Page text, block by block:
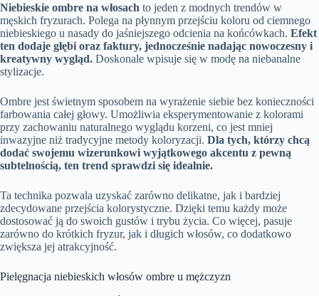
Niebieskie ombre na włosach to jeden z modnych trendów w
męskich fryzurach. Polega na płynnym przejściu koloru od ciemnego
niebieskiego u nasady do jaśniejszego odcienia na końcówkach. Efekt
ten dodaje głębi oraz faktury, jednocześnie nadając nowoczesny i
kreatywny wygląd. Doskonale wpisuje się w modę na niebanalne
stylizacje.
Ombre jest świetnym sposobem na wyrażenie siebie bez konieczności
farbowania całej głowy. Umożliwia eksperymentowanie z kolorami
przy zachowaniu naturalnego wyglądu korzeni, co jest mniej
inwazyjne niż tradycyjne metody koloryzacji. Dla tych, którzy chcą
dodać swojemu wizerunkowi wyjątkowego akcentu z pewną
subtelnością, ten trend sprawdzi się idealnie.
Ta technika pozwala uzyskać zarówno delikatne, jak i bardziej
zdecydowane przejścia kolorystyczne. Dzięki temu każdy może
dostosować ją do swoich gustów i trybu życia. Co więcej, pasuje
zarówno do krótkich fryzur, jak i długich włosów, co dodatkowo
zwiększa jej atrakcyjność.
Pielęgnacja niebieskich włosów ombre u mężczyzn